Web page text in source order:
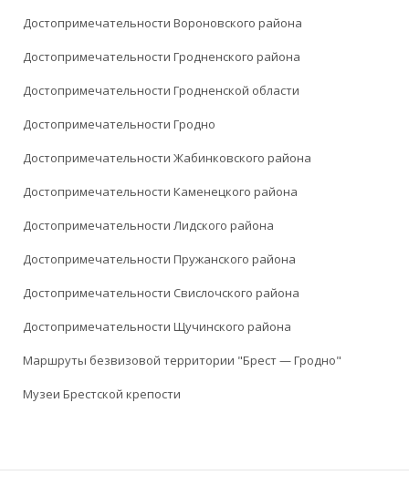
Достопримечательности Вороновского района
Достопримечательности Гродненского района
Достопримечательности Гродненской области
Достопримечательности Гродно
Достопримечательности Жабинковского района
Достопримечательности Каменецкого района
Достопримечательности Лидского района
Достопримечательности Пружанского района
Достопримечательности Свислочского района
Достопримечательности Щучинского района
Маршруты безвизовой территории "Брест — Гродно"
Музеи Брестской крепости